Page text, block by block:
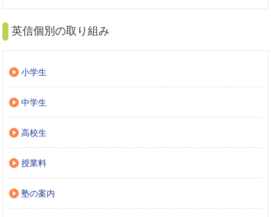
英信個別の取り組み
小学生
中学生
高校生
授業料
塾の案内